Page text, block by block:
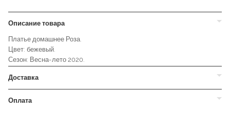
Описание товара
Платье домашнее Роза.
Цвет: бежевый.
Сезон: Весна-лето 2020.
Доставка
Оплата